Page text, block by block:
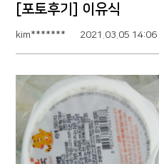
[포토후기] 이유식
kim******* 2021.03.05 14:06